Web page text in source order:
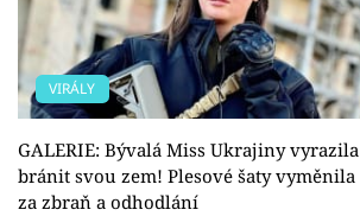
VIRÁLY
GALERIE: Bývalá Miss Ukrajiny vyrazila
bránit svou zem! Plesové šaty vyměnila
za zbraň a odhodlání